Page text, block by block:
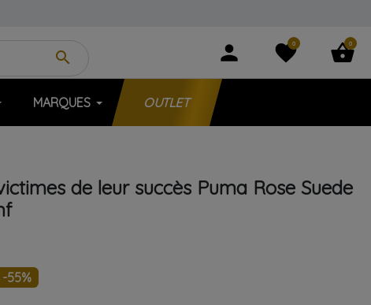
search person favorite
0 shopping_basket
0
MARQUES OUTLET
de leur succès Puma Rose Suede
-55%